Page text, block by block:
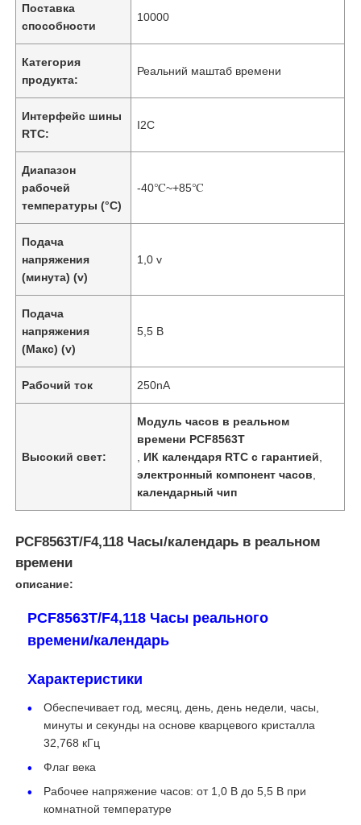
Домой
Продукты
Видеозаписи
Поставка
способности
10000
Категория
продукта:
Реальний маштаб времени
Интерфейс шины
RTC:
I2C
Диапазон
рабочей
температуры (°C)
-40℃~+85℃
Подача
напряжения
(минута) (v)
1,0 v
Подача
напряжения
(Макс) (v)
5,5 В
Рабочий ток 250nA
Высокий свет:
Модуль часов в реальном
времени PCF8563T
ИК календаря RTC с гарантией
электронный компонент часов
календарный чип
PCF8563T/F4,118 Часы/календарь в реальном
времени
описание:
PCF8563T/F4,118 Часы реального
времени/календарь
Характеристики
Обеспечивает год, месяц, день, день недели, часы,
минуты и секунды на основе кварцевого кристалла
32,768 кГц
Флаг века
Рабочее напряжение часов: от 1,0 В до 5,5 В при
комнатной температуре